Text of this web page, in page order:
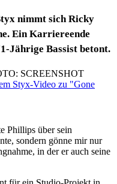
nimmt sich Ricky
Ein Karriereende
Jährige Bassist betont.
SCREENSHOT
Phillips über sein
sondern gönne mir nur
in der er auch seine